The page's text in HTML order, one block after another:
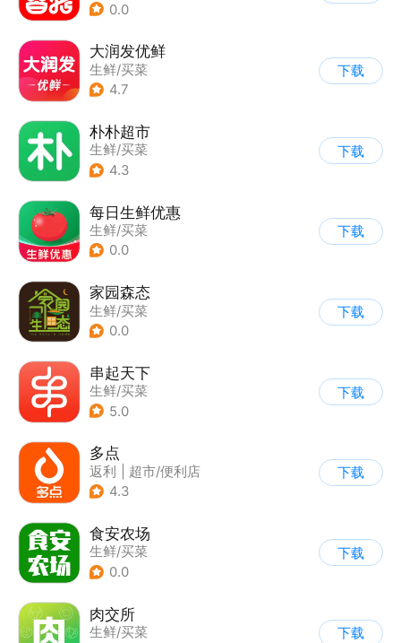
0.0
大润发优鲜
生鲜/买菜
4.7
下载
朴朴超市
生鲜/买菜
4.3
下载
每日生鲜优惠
生鲜/买菜
0.0
下载
家园森态
生鲜/买菜
0.0
下载
串起天下
生鲜/买菜
5.0
下载
多点
返利
超市/便利店
| 生鲜/买菜
4.3
下载
食安农场
生鲜/买菜
0.0
下载
肉交所
生鲜/买菜
下载